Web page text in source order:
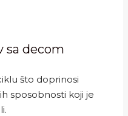
sa decom
što doprinosi
sposobnosti koji je